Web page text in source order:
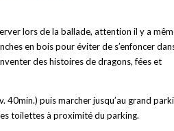
lors de la ballade, attention il y a
en bois pour éviter de s’enfoncer
des histoires de dragons, fées et
40min.) puis marcher jusqu’au grand
toilettes à proximité du parking.